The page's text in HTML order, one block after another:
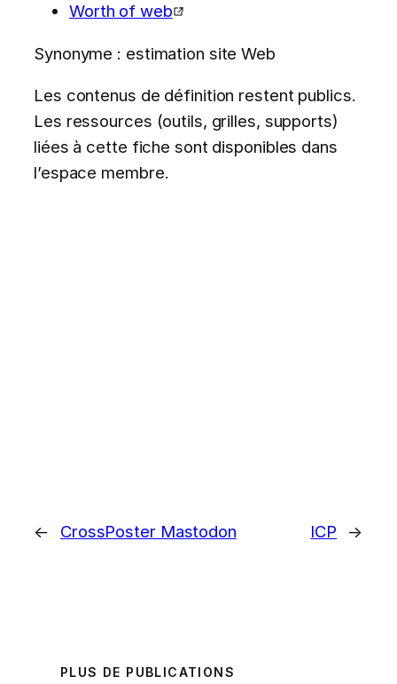
Worth of web
Synonyme : estimation site Web
Les contenus de définition restent publics.
Les ressources (outils, grilles, supports)
liées à cette fiche sont disponibles dans
l’espace membre.
← CrossPoster Mastodon ICP →
PLUS DE PUBLICATIONS